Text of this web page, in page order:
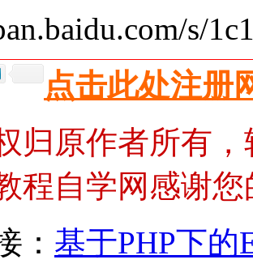
s/
点击此处注册
归原作者所有
程自学网感谢
： 基于PHP下的